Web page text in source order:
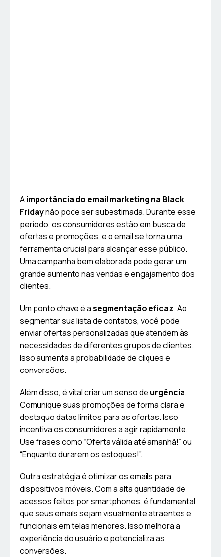
Aimportância do email marketing na Black
Fridaynão pode ser subestimada. Durante esse
período, os consumidores estão em busca de
ofertas e promoções, e o email se torna uma
ferramenta crucial para alcançar esse público.
Uma campanha bem elaborada pode gerar um
grande aumento nas vendas e engajamento dos
clientes.
Um ponto chave é asegmentação eficaz. Ao
segmentar sua lista de contatos, você pode
enviar ofertas personalizadas que atendem às
necessidades de diferentes grupos de clientes.
Isso aumenta a probabilidade de cliques e
conversões.
Além disso, é vital criar um senso de urgência.
Comunique suas promoções de forma clara e
destaque datas limites para as ofertas. Isso
incentiva os consumidores a agir rapidamente.
Use frases como “Oferta válida até amanhã!” ou
“Enquanto durarem os estoques!”.
Outra estratégia é otimizar os emails para
dispositivos móveis. Com a alta quantidade de
acessos feitos por smartphones, é fundamental
que seus emails sejam visualmente atraentes e
funcionais em telas menores. Isso melhora a
experiência do usuário e potencializa as
conversões.